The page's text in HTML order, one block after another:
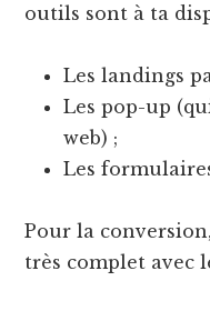
outils sont à ta
Les landings
Les pop-up
web) ;
Les
Pour la
très complet avec